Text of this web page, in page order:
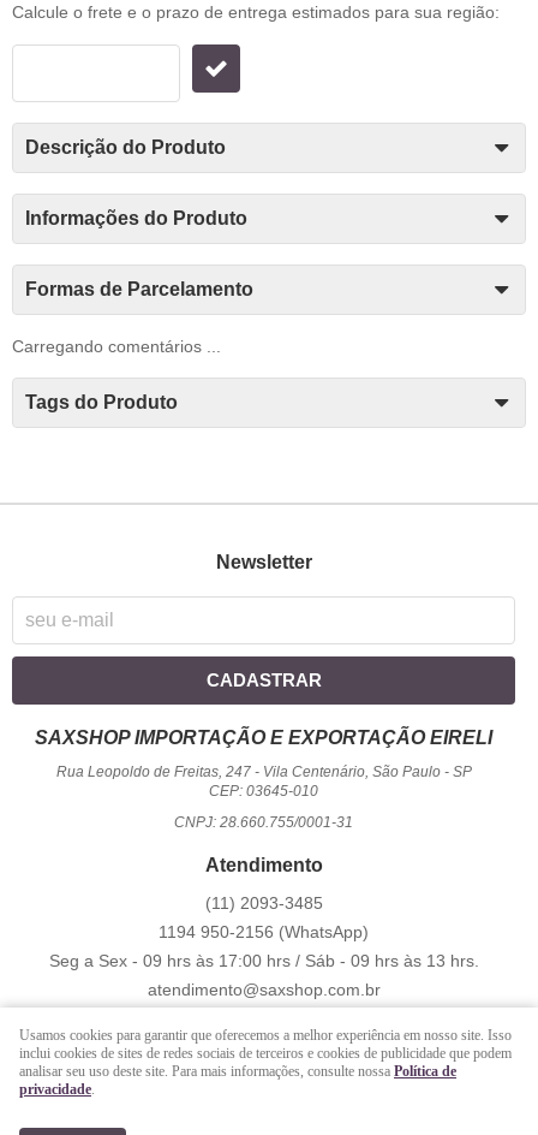
Calcule o frete e o prazo de entrega estimados para sua região:
Descrição do Produto
Informações do Produto
Formas de Parcelamento
Carregando comentários ...
Tags do Produto
Newsletter
CADASTRAR
SAXSHOP IMPORTAÇÃO E EXPORTAÇÃO EIRELI
Rua Leopoldo de Freitas, 247- Vila Centenário, São Paulo- SP
CEP: 03645-010
CNPJ: 28.660.755/0001-31
Atendimento
(11) 2093-3485
1194 950-2156 (WhatsApp)
Seg a Sex - 09 hrs às 17:00 hrs / Sáb - 09 hrs às 13 hrs.
atendimento@saxshop.com.br
LOJA VIRTUAL CRIADA POR
Usamos cookies para garantir que oferecemos a melhor experiência em nosso site. Isso
inclui cookies de sites de redes sociais de terceiros e cookies de publicidade que podem
analisar seu uso deste site. Para mais informações, consulte nossa Política de
privacidade.
https://www.saxshop.com.br/file/exportacao/xml-shopback-.xml